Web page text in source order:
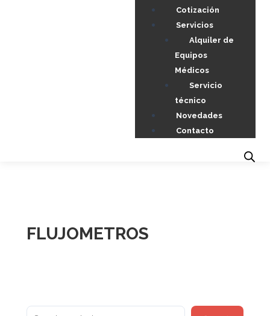
Cotización
Servicios
Alquiler de
Equipos
Médicos
Servicio
técnico
Novedades
Contacto
FLUJOMETROS
Search